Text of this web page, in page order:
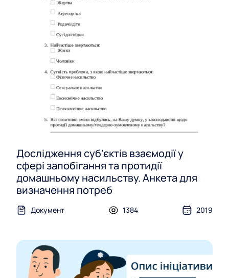
Дослідження суб’єктів взаємодії у
сфері запобігання та протидії
домашньому насильству. Анкета для
визначення потреб
Документ 1384 2019